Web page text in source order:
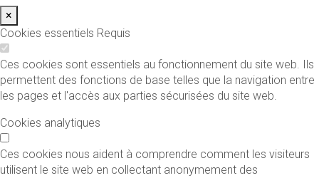
×
Cookies essentiels Requis
Ces cookies sont essentiels au fonctionnement du site web. Ils
permettent des fonctions de base telles que la navigation entre
les pages et l'accès aux parties sécurisées du site web.
Cookies analytiques
Ces cookies nous aident à comprendre comment les visiteurs
utilisent le site web en collectant anonymement des